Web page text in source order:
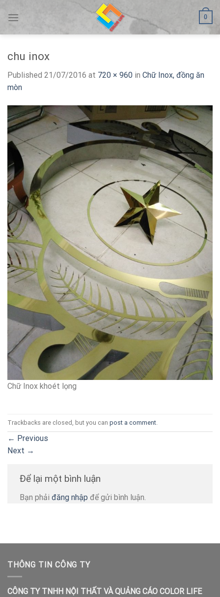
0
chu inox
Published 21/07/2016 at 720 × 960 in Chữ Inox, đồng ăn
mòn
Chữ Inox khoét lọng
Trackbacks are closed, but you can post a comment
← Previous
Next →
Để lại một bình luận
Bạn phải đăng nhập để gửi bình luận.
THÔNG TIN CÔNG TY
CÔNG TY TNHH NỘI THẤT VÀ QUẢNG CÁO COLOR LIFE